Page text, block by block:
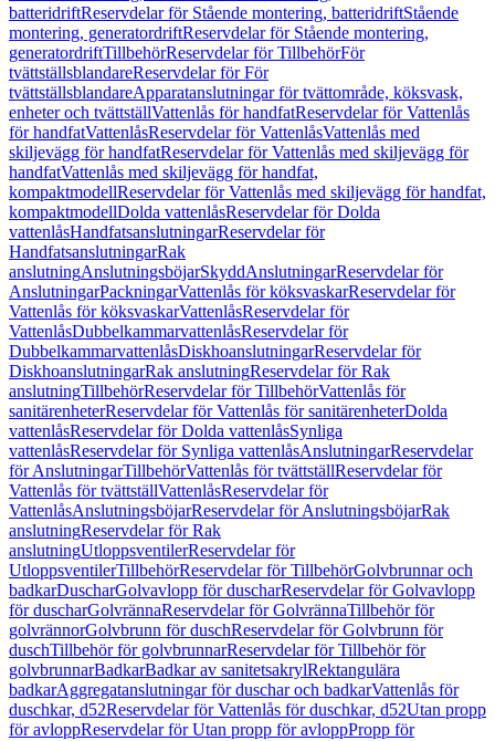
batteridriftReservdelar för Stående montering, batteridriftStående
montering, generatordriftReservdelar för Stående montering,
generatordriftTillbehörReservdelar för TillbehörFör
tvättställsblandareReservdelar för För
tvättställsblandareApparatanslutningar för tvättområde, köksvask,
enheter och tvättställVattenlås för handfatReservdelar för Vattenlås
för handfatVattenlåsReservdelar för VattenlåsVattenlås med
skiljevägg för handfatReservdelar för Vattenlås med skiljevägg för
handfatVattenlås med skiljevägg för handfat,
kompaktmodellReservdelar för Vattenlås med skiljevägg för handfat,
kompaktmodellDolda vattenlåsReservdelar för Dolda
vattenlåsHandfatsanslutningarReservdelar för
HandfatsanslutningarRak
anslutningAnslutningsböjarSkyddAnslutningarReservdelar för
AnslutningarPackningarVattenlås för köksvaskarReservdelar för
Vattenlås för köksvaskarVattenlåsReservdelar för
VattenlåsDubbelkammarvattenlåsReservdelar för
DubbelkammarvattenlåsDiskhoanslutningarReservdelar för
DiskhoanslutningarRak anslutningReservdelar för Rak
anslutningTillbehörReservdelar för TillbehörVattenlås för
sanitärenheterReservdelar för Vattenlås för sanitärenheterDolda
vattenlåsReservdelar för Dolda vattenlåsSynliga
vattenlåsReservdelar för Synliga vattenlåsAnslutningarReservdelar
för AnslutningarTillbehörVattenlås för tvättställReservdelar för
Vattenlås för tvättställVattenlåsReservdelar för
VattenlåsAnslutningsböjarReservdelar för AnslutningsböjarRak
anslutningReservdelar för Rak
anslutningUtloppsventilerReservdelar för
UtloppsventilerTillbehörReservdelar för TillbehörGolvbrunnar och
badkarDuscharGolvavlopp för duscharReservdelar för Golvavlopp
för duscharGolvrännaReservdelar för GolvrännaTillbehör för
golvrännorGolvbrunn för duschReservdelar för Golvbrunn för
duschTillbehör för golvbrunnarReservdelar för Tillbehör för
golvbrunnarBadkarBadkar av sanitetsakrylRektangulära
badkarAggregatanslutningar för duschar och badkarVattenlås för
duschkar, d52Reservdelar för Vattenlås för duschkar, d52Utan propp
för avloppReservdelar för Utan propp för avloppPropp för